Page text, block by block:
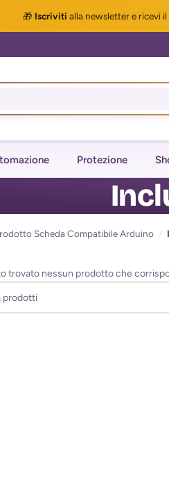
🎁 Iscriviti alla newslettere ricevi il
Protezione
Scheda Compatibile Arduino /
trovato nessun prodotto che